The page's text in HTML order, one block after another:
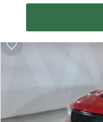
Busca por
disponibles de